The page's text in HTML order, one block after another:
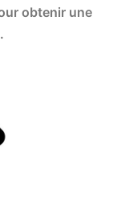
obtenir une